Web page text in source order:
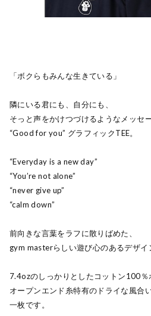
「ボクらもみんな生きている」
隣にいる君にも、自分にも、
そっと声をかけつづけるようなメッセ
“Good for you” グラフィックTEE。
“Everyday is a new day”
“You’re not alone”
“never give up”
“calm down”
前向きな言葉をラフに散りばめた、
gym masterらしい遊び心のあるデザイ
7.4ozのしっかりとしたコットン100％
オープンエンド糸特有のドライな風合
一枚です。